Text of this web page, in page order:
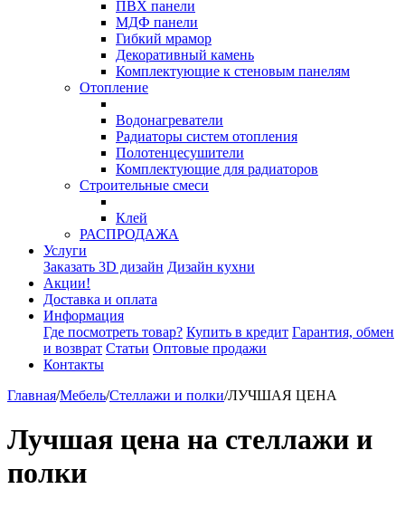
ПВХ панели
МДФ панели
Гибкий мрамор
Декоративный камень
Комплектующие к стеновым панелям
Отопление
Водонагреватели
Радиаторы систем отопления
Полотенцесушители
Комплектующие для радиаторов
Строительные смеси
Клей
РАСПРОДАЖА
Услуги
Заказать 3D дизайн Дизайн кухни
Акции!
Доставка и оплата
Информация
Где посмотреть товар? Купить в кредит Гарантия, обмен
и возврат Статьи Оптовые продажи
Контакты
Главная/Мебель/Стеллажи и полки/ЛУЧШАЯ ЦЕНА
Лучшая цена на стеллажи и
полки